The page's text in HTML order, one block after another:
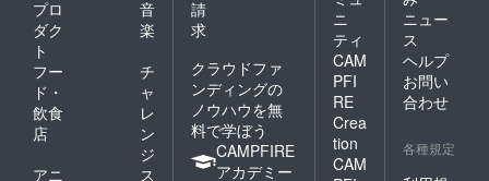
プロ
ダク
ト
音
楽
フー
ド・
飲食
店
チ
ャ
レ
ン
ジ
アニ
ス
請
求
クラウドファ
ンディングの
ノウハウを無
料で学ぼう
CAMPFIRE
アカデミー
ニ
ティ
CAM
PFI
RE
Crea
tion
CAM
ニュー
ス
ヘルプ
お問い
合わせ
各種規定